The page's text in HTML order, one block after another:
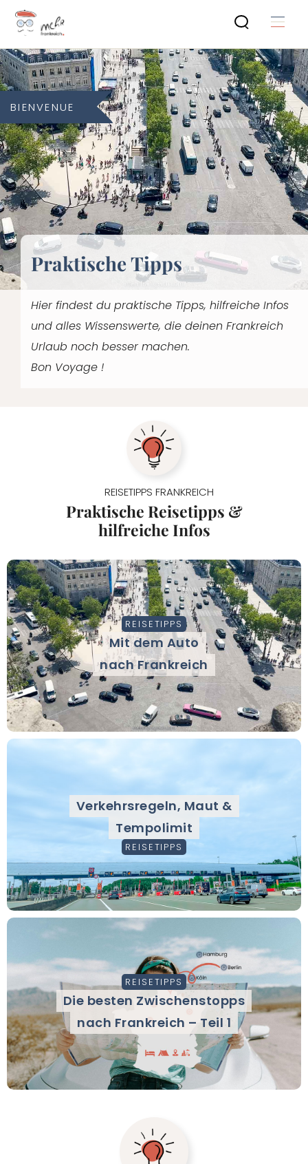
Zum
Inhalt
springen
BIENVENUE
Praktische Tipps
Hier findest du praktische Tipps, hilfreiche Infos
und alles Wissenswerte, die deinen Frankreich
Urlaub noch besser machen.
Bon Voyage !
REISETIPPS FRANKREICH
Praktische Reisetipps &
hilfreiche Infos
REISETIPPS
Mit dem Auto
nach Frankreich
Verkehrsregeln, Maut &
Tempolimit
REISETIPPS
REISETIPPS
Die besten Zwischenstopps
nach Frankreich – Teil 1